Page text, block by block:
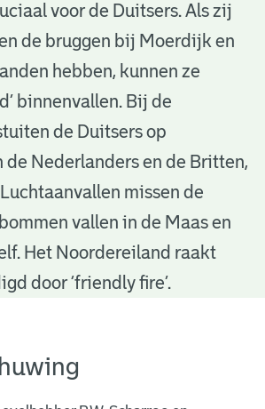
voor de Duitsers. Als zij
de bruggen bij Moerdijk en
hebben, kunnen ze
binnenvallen. Bij de
de Duitsers op
de Nederlanders en de Britten,
missen de
vallen in de Maas en
Het Noordereiland raakt
door ‘friendly fire’.